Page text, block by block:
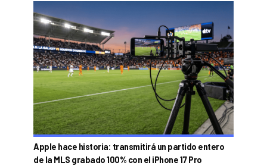
Apple hace historia: transmitirá un partido entero
de la MLS grabado 100% con el iPhone 17 Pro